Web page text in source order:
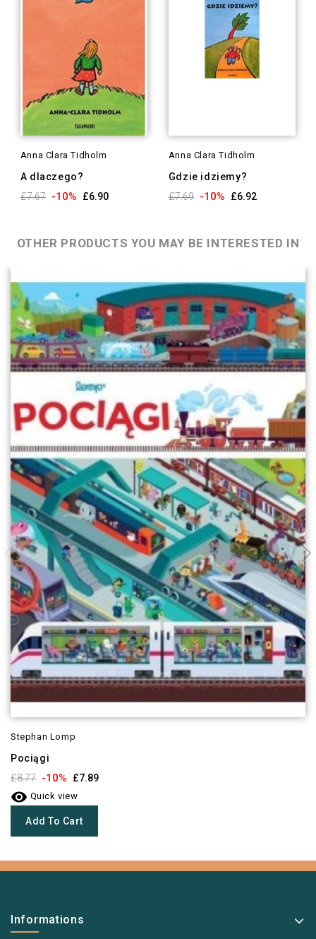
Anna Clara Tidholm
A dlaczego?
£7.67 -10% £6.90
Anna Clara Tidholm
Gdzie idziemy?
£7.69 -10% £6.92
OTHER PRODUCTS YOU MAY BE INTERESTED IN
Stephan Lomp
Pociągi
£8.77 -10% £7.89
 Quick view
Add To Cart
Informations